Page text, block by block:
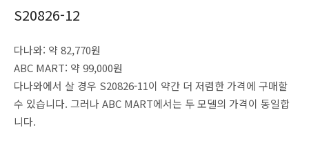
S20826-12
다나와: 약 82,770원
ABC MART: 약 99,000원
다나와에서 살 경우 S20826-11이 약간 더 저렴한 가격에 구매할
수 있습니다. 그러나 ABC MART에서는 두 모델의 가격이 동일합
니다.